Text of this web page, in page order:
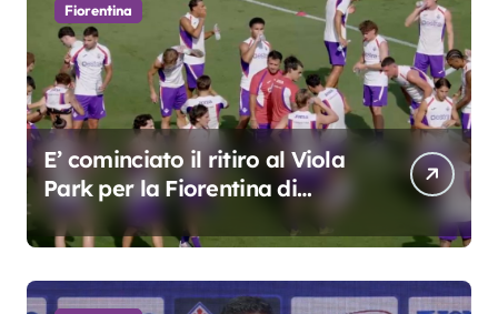
Fiorentina
E’ cominciato il ritiro al Viola
Park per la Fiorentina di
Grosso